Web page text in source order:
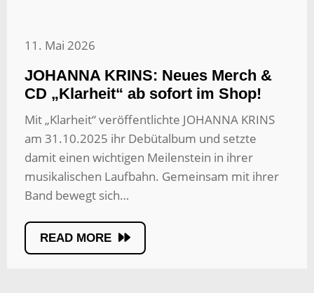
11. Mai 2026
JOHANNA KRINS: Neues Merch &
CD „Klarheit“ ab sofort im Shop!
Mit „Klarheit“ veröffentlichte JOHANNA KRINS
am 31.10.2025 ihr Debütalbum und setzte
damit einen wichtigen Meilenstein in ihrer
musikalischen Laufbahn. Gemeinsam mit ihrer
Band bewegt sich…
READ MORE